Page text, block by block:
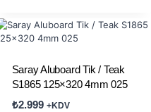
Saray Aluboard Tik / Teak
S1865 125×320 4mm 025
₺2.999 +KDV